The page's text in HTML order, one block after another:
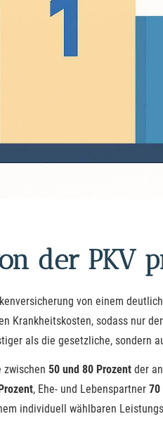
der PKV
von einem
Krankheitskosten, sodass nur
als die gesetzliche, sondern
50 und 80 Prozent der
, Ehe- und Lebenspartner 70
individuell wählbaren